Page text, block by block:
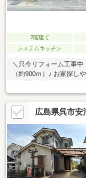
2階建て
システムキッチン
＼只今リフォーム工事
（約900ｍ）♪ お家探し
広島県呉市安